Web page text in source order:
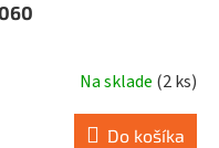
Na sklade (2 ks)
Do košíka